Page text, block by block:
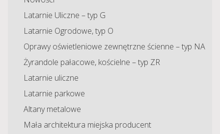
Latarnie Uliczne – typ G
Latarnie Ogrodowe, typ O
Oprawy oświetleniowe zewnętrzne ścienne – typ NA
Żyrandole pałacowe, kościelne – typ ZR
Latarnie uliczne
Latarnie parkowe
Altany metalowe
Mała architektura miejska producent